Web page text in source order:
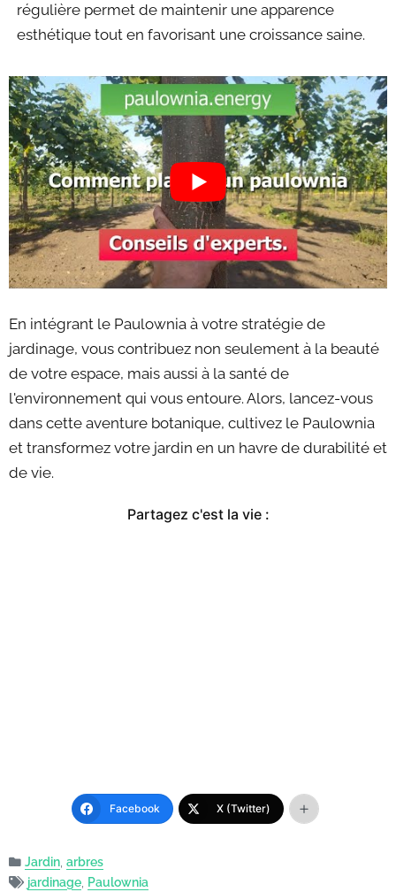
régulière permet de maintenir une apparence
esthétique tout en favorisant une croissance saine.
En intégrant le Paulownia à votre stratégie de
jardinage, vous contribuez non seulement à la beauté
de votre espace, mais aussi à la santé de
l'environnement qui vous entoure. Alors, lancez-vous
dans cette aventure botanique, cultivez le Paulownia
et transformez votre jardin en un havre de durabilité et
de vie.
Partagez c'est la vie :
Facebook X (Twitter)
Jardin arbres
jardinage Paulownia